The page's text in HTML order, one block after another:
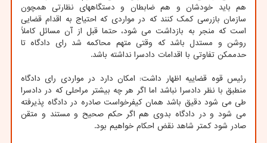
هم باید خودشان و هم ضابطان و دستگاههای نظارتی همچون
سازمان بازرسی کمک کنند که در مواردی که احتیاج به اقدام قضایی
است که منجر به بازداشت می شود، حتما قبل از آن مسائل کاملاً
روشن و مستدل باشد که وقتی متهم محاکمه شد رای دادگاه تا
حدممکن تفاوتی با اقدامات دادسرا نداشته باشد.
رئیس قوه قضاییه اظهار داشت: امکان دارد در مواردی رای دادگاه
منطبق با نظر دادسرا نباشد اما اگر هر چه بیشتر مراحلی که در دادسرا
طی می شود دقیق باشد همان کیفرخواست صادره در دادگاه پذیرفته
می شود و در دادگاه بدوی هم اگر حکم صحیح و مستند و متقن
صادر شود کمتر شاهد نقض احکام خواهیم بود.